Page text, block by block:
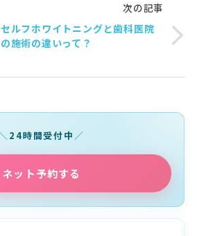
次の記事
セルフホワイトニングと歯科医院
の施術の違いって？
24時間受付中
ネット予約する